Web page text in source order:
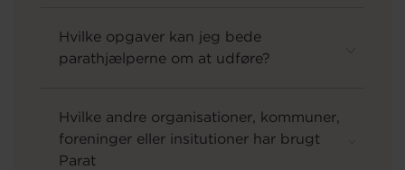
Hvilke opgaver kan jeg bede
parathjælperne om at udføre?
Hvilke andre organisationer, kommuner,
foreninger eller insitutioner har brugt
Parat